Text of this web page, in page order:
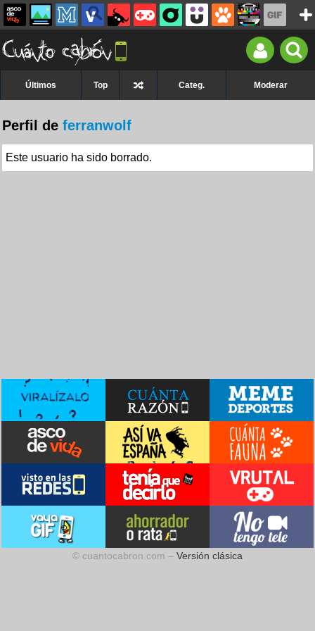
Últimos Top Categ. Moderar
Perfil de ferranwolf
Este usuario ha sido borrado.
© cuantocabron.com – Versión clásica